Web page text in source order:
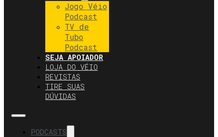
Jogo Véio
Podcast
TV de
Tubo
Podcast
SEJA APOIADOR
LOJA DO VÉIO
REVISTAS
TIRE SUAS
DÚVIDAS
PODCASTS